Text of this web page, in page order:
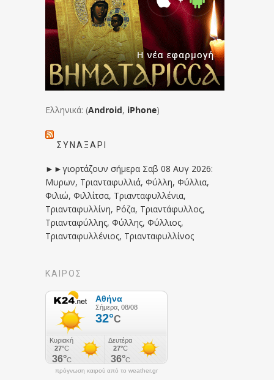
Ελληνικά: (Android, iPhone)
ΣΥΝΑΞΆΡΙ
►►γιορτάζουν σήμερα Σαβ 08 Αυγ 2026:
Μυρων, Τριανταφυλλιά, Φύλλη, Φύλλια,
Φιλιώ, Φιλλίτσα, Τριανταφυλλένια,
Τριανταφυλλίνη, Ρόζα, Τριαντάφυλλος,
Τριανταφύλλης, Φύλλης, Φύλλιος,
Τριανταφυλλένιος, Τριανταφυλλίνος
ΚΑΙΡΟΣ
πρόγνωση καιρού από το weather.gr